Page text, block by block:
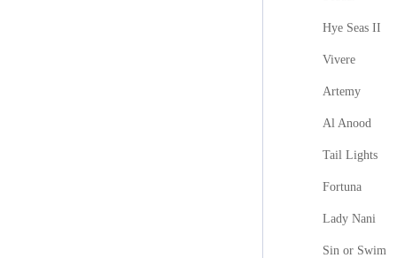
Hye Seas II
Vivere
Artemy
Al Anood
Tail Lights
Fortuna
Lady Nani
Sin or Swim